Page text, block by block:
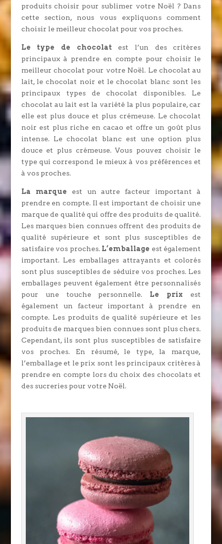
produits choisir pour sublimer votre Noël ? Dans
cette section, nous vous expliquons comment
choisir le meilleur chocolat pour vos proches.
Le type de chocolat est l’un des critères
principaux à prendre en compte pour choisir le
meilleur chocolat pour votre Noël. Le chocolat au
lait, le chocolat noir et le chocolat blanc sont les
principaux types de chocolat disponibles. Le
chocolat au lait est la variété la plus populaire, car
elle est plus douce et plus crémeuse. Le chocolat
noir est plus riche en cacao et offre un goût plus
intense. Le chocolat blanc est une option plus
douce et plus crémeuse. Vous pouvez choisir le
type qui correspond le mieux à vos préférences et
à vos proches.
La marque est un autre facteur important à
prendre en compte. Il est important de choisir une
marque de qualité qui offre des produits de qualité.
Les marques bien connues offrent des produits de
qualité supérieure et sont plus susceptibles de
satisfaire vos proches. L’emballage est également
important. Les emballages attrayants et colorés
sont plus susceptibles de séduire vos proches. Les
emballages peuvent également être personnalisés
pour une touche personnelle. Le prix est
également un facteur important à prendre en
compte. Les produits de qualité supérieure et les
produits de marques bien connues sont plus chers.
Cependant, ils sont plus susceptibles de satisfaire
vos proches. En résumé, le type, la marque,
l’emballage et le prix sont les principaux critères à
prendre en compte lors du choix des chocolats et
des sucreries pour votre Noël.